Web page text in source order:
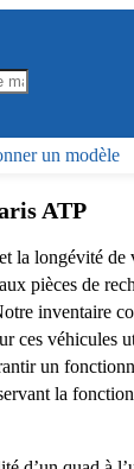
un modèle
ATP
la longévité de
pièces de
inventaire
ces véhicules
un
la